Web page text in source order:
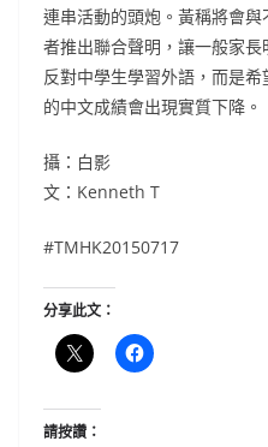
連串活動的頭炮。黃稱將會
者推出聯合聲明，讓一般家
反對中學生學習外語，而是
的中文成績會出現實質下降。
攝：白影
文：Kenneth T
#TMHK20150717
分享此文：
請按讚：